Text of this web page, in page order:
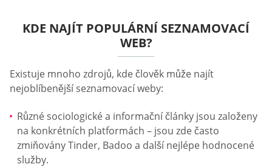
KDE NAJÍT POPULÁRNÍ SEZNAMOVACÍ
WEB?
Existuje mnoho zdrojů, kde člověk může najít
nejoblíbenější seznamovací weby:
Různé sociologické a informační články jsou založeny
na konkrétních platformách – jsou zde často
zmiňovány Tinder, Badoo a další nejlépe hodnocené
služby.